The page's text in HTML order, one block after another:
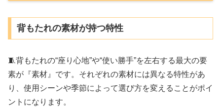
背もたれの素材が持つ特性
🧵背もたれの“座り心地”や“使い勝手”を左右する最大の要
素が『素材』です。それぞれの素材には異なる特性があ
り、使用シーンや季節によって選び方を変えることがポイ
ントになります。